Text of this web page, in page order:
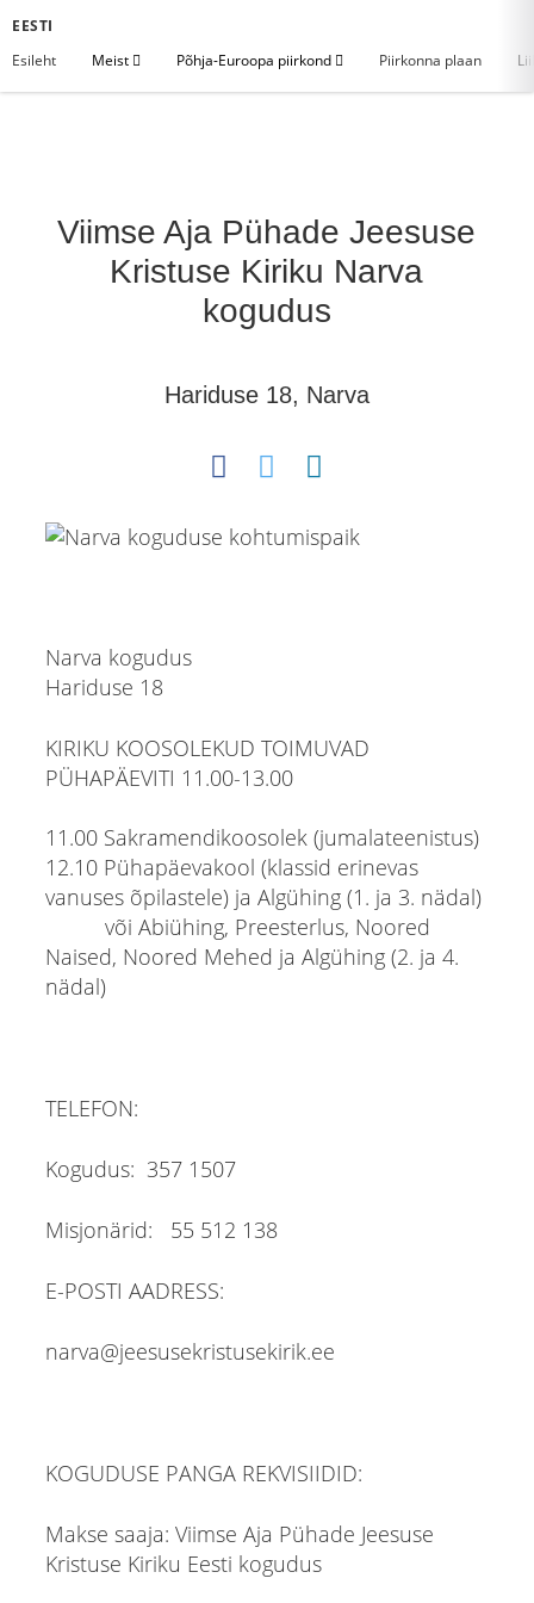
EESTI
Esileht
Meist Põhja-Euroopa piirkond Piirkonna plaan
Viimse Aja Pühade Jeesuse
Kristuse Kiriku Narva
kogudus
Hariduse 18, Narva
Narva kogudus
Hariduse 18
KIRIKU KOOSOLEKUD TOIMUVAD
PÜHAPÄEVITI 11.00-13.00
11.00 Sakramendikoosolek (jumalateenistus)
12.10 Pühapäevakool (klassid erinevas
vanuses õpilastele) ja Algühing (1. ja 3. nädal)
või Abiühing, Preesterlus, Noored
Naised, Noored Mehed ja Algühing (2. ja 4.
nädal)
TELEFON:
Kogudus: 357 1507
Misjonärid: 55 512 138
E-POSTI AADRESS:
narva@jeesusekristusekirik.ee
KOGUDUSE PANGA REKVISIIDID:
Makse saaja: Viimse Aja Pühade Jeesuse
Kristuse Kiriku Eesti kogudus